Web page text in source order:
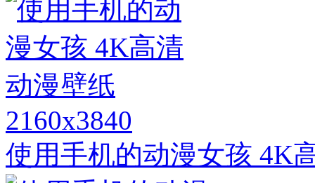
2160x3840
使用手机的动漫女孩 4K